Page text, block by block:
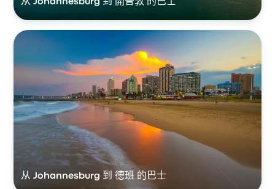
从 Johannesburg 到 德班 的巴士